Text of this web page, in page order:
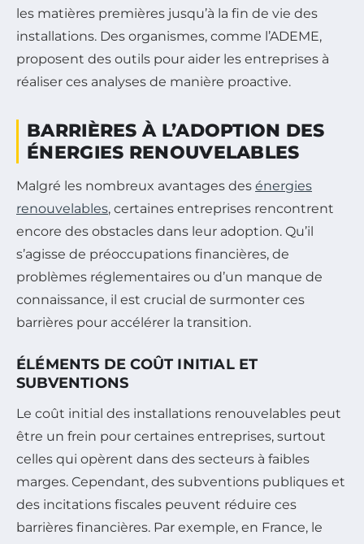
les matières premières jusqu’à la fin de vie des
installations. Des organismes, comme l’ADEME,
proposent des outils pour aider les entreprises à
réaliser ces analyses de manière proactive.
BARRIÈRES À L’ADOPTION DES
ÉNERGIES RENOUVELABLES
Malgré les nombreux avantages des énergies
renouvelables, certaines entreprises rencontrent
encore des obstacles dans leur adoption. Qu’il
s’agisse de préoccupations financières, de
problèmes réglementaires ou d’un manque de
connaissance, il est crucial de surmonter ces
barrières pour accélérer la transition.
ÉLÉMENTS DE COÛT INITIAL ET
SUBVENTIONS
Le coût initial des installations renouvelables peut
être un frein pour certaines entreprises, surtout
celles qui opèrent dans des secteurs à faibles
marges. Cependant, des subventions publiques et
des incitations fiscales peuvent réduire ces
barrières financières. Par exemple, en France, le